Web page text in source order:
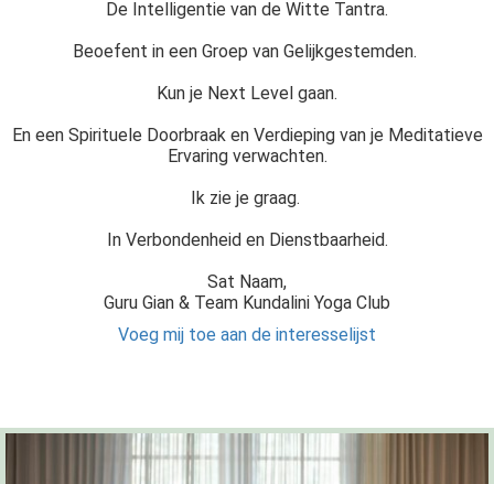
De Intelligentie van de Witte Tantra.
Beoefent in een Groep van Gelijkgestemden.
Kun je Next Level gaan.
En een Spirituele Doorbraak en Verdieping van je Meditatieve
Ervaring verwachten.
Ik zie je graag.
In Verbondenheid en Dienstbaarheid.
Sat Naam,
Guru Gian & Team Kundalini Yoga Club
Voeg mij toe aan de interesselijst